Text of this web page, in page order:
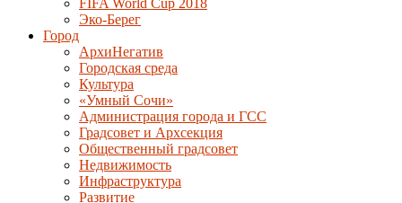
FIFA World Cup 2018
Эко-Берег
Город
АрхиНегатив
Городская среда
Культура
«Умный Сочи»
Администрация города и ГСС
Градсовет и Архсекция
Общественный градсовет
Недвижимость
Инфраструктура
Развитие